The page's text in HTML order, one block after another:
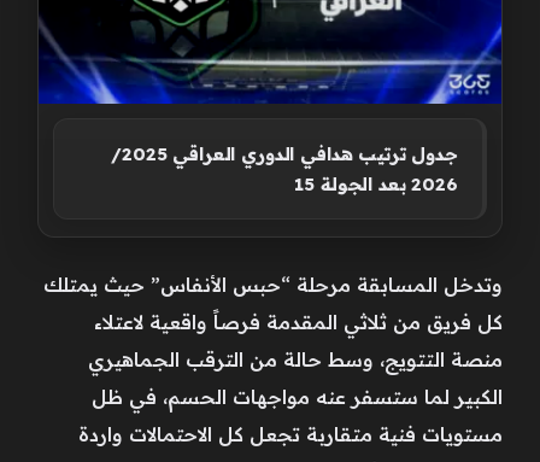
جدول ترتيب هدافي الدوري العراقي 2025/
2026 بعد الجولة 15
وتدخل المسابقة مرحلة “حبس الأنفاس” حيث يمتلك
كل فريق من ثلاثي المقدمة فرصاً واقعية لاعتلاء
منصة التتويج، وسط حالة من الترقب الجماهيري
الكبير لما ستسفر عنه مواجهات الحسم، في ظل
مستويات فنية متقاربة تجعل كل الاحتمالات واردة